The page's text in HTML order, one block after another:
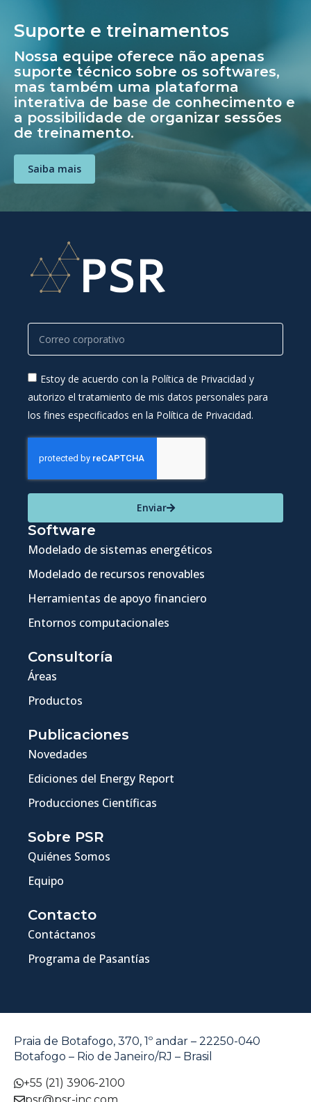
Suporte e treinamentos
Nossa equipe oferece não apenas
suporte técnico sobre os softwares,
mas também uma plataforma
interativa de base de conhecimento e
a possibilidade de organizar sessões
de treinamento.
Saiba mais
Estoy de acuerdo con la Política de Privacidad y
autorizo el tratamiento de mis datos personales para
los fines especificados en la Política de Privacidad.
Enviar
Software
Modelado de sistemas energéticos
Modelado de recursos renovables
Herramientas de apoyo financiero
Entornos computacionales
Consultoría
Áreas
Productos
Publicaciones
Novedades
Ediciones del Energy Report
Producciones Científicas
Sobre PSR
Quiénes Somos
Equipo
Contacto
Contáctanos
Programa de Pasantías
Praia de Botafogo, 370, 1º andar – 22250-040
Botafogo – Rio de Janeiro/RJ – Brasil
+55 (21) 3906-2100